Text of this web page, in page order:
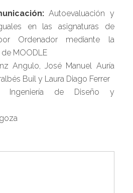
Autoevaluación y
en las asignaturas de
Ordenador mediante la
MOODLE
Angulo, José Manuel Auría
Buil y Laura Diago Ferrer
Ingeniería de Diseño y